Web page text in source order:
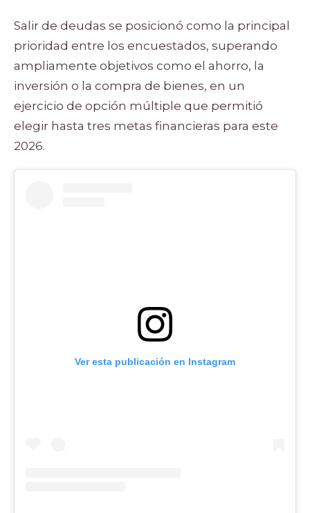
Salir de deudas se posicionó como la principal
prioridad entre los encuestados, superando
ampliamente objetivos como el ahorro, la
inversión o la compra de bienes, en un
ejercicio de opción múltiple que permitió
elegir hasta tres metas financieras para este
2026.
Ver esta publicación en Instagram